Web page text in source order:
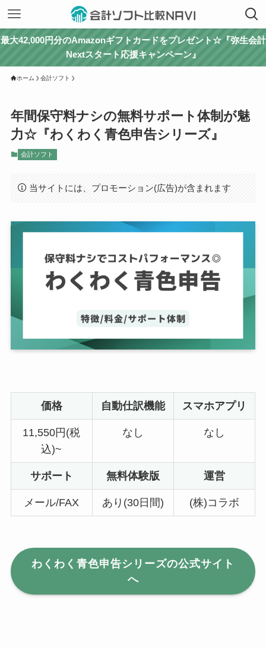
最大42,000円分のAmazonギフトカードをプレゼント☆『弥生会計
Nextスタート応援キャンペーン』
ホーム 会計ソフト
年間保守料ナシの無料サポート体制が魅
力☆『わくわく青色申告シリーズ』
会計ソフト
当サイトには、プロモーション(広告)が含まれます
価格 自動仕訳機能 スマホアプリ
11,550円(税
込)~
なし なし
サポート 無料体験版 運営
メール/FAX あり(30日間) (株)コラボ
わくわく青色申告シリーズの公式サイト
へ